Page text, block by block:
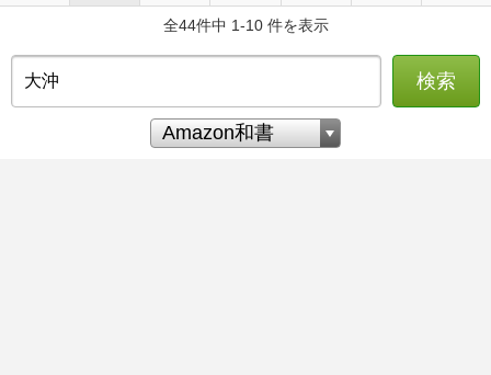
全44件中 1-10 件を表示
検索